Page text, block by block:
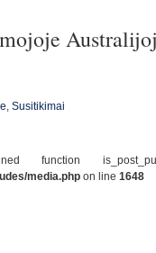
, Susitikimai
media.php on line 1648